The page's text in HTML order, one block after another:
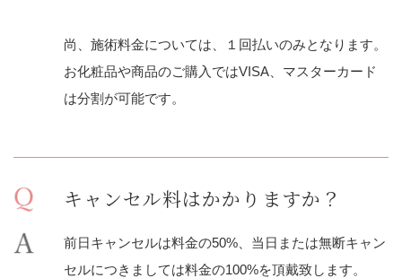
尚、施術料金については、１回払いのみとなります。
お化粧品や商品のご購入ではVISA、マスターカード
は分割が可能です。
キャンセル料はかかりますか？
前日キャンセルは料金の50%、当日または無断キャン
セルにつきましては料金の100%を頂戴致します。